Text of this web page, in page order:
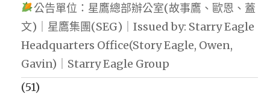
公告單位：星鷹總部辦公室(故事鷹、歐恩、蓋
文)｜星鷹集團(SEG)｜Issued by: Starry Eagle
Headquarters Office(Story Eagle, Owen,
Gavin)｜Starry Eagle Group
(51)